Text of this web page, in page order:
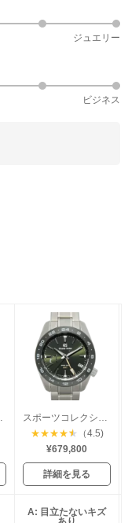
ジュエリー
ビジネス
★★★★★
（4.5)
¥679,800
詳細を見る
A: 目立たないキズ